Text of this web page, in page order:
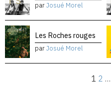
parJosué Morel
Les Roches rouges
parJosué Morel
1 2 …